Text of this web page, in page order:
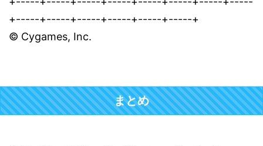
+-----+-----+-----+-----+-----+-----+
© Cygames, Inc.
まとめ